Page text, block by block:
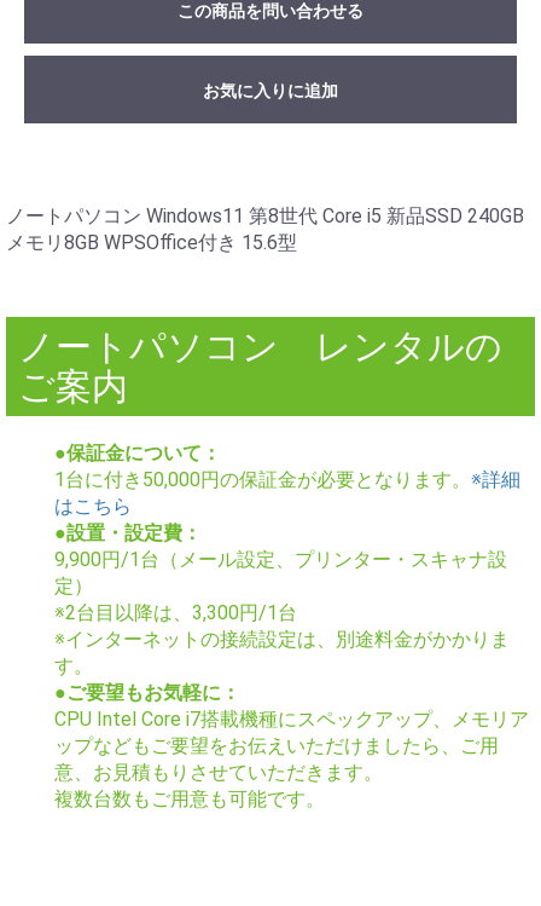
この商品を問い合わせる
お気に入りに追加
ノートパソコン Windows11 第8世代 Core i5 新品SSD 240GB
メモリ8GB WPSOffice付き 15.6型
ノートパソコン レンタルの
ご案内
●保証金について：
1台に付き50,000円の保証金が必要となります。 ※詳細
はこちら
●設置・設定費：
9,900円/1台（メール設定、プリンター・スキャナ設
定）
※2台目以降は、3,300円/1台
※インターネットの接続設定は、別途料金がかかりま
す。
●ご要望もお気軽に：
CPU Intel Core i7搭載機種にスペックアップ、メモリア
ップなどもご要望をお伝えいただけましたら、ご用
意、お見積もりさせていただきます。
複数台数もご用意も可能です。